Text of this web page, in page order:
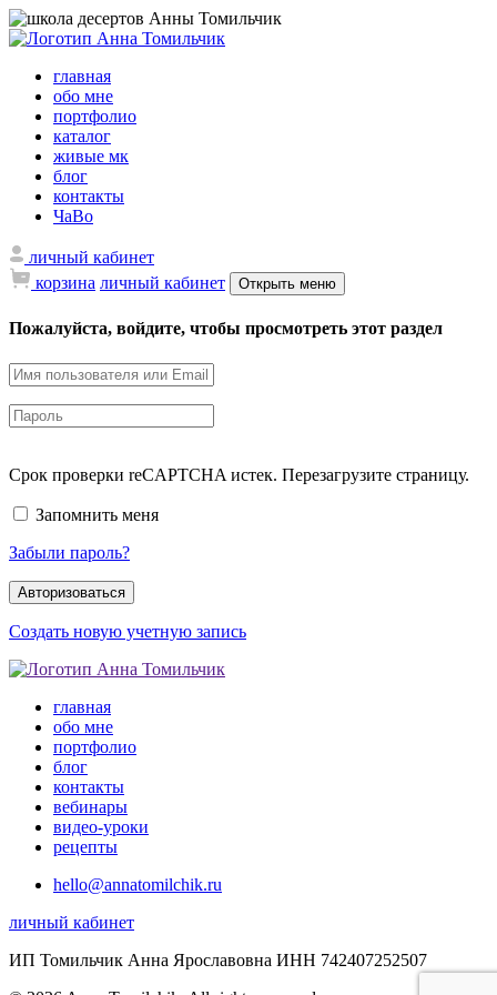
главная
обо мне
портфолио
каталог
живые мк
блог
контакты
ЧаВо
личный кабинет
корзина личный кабинет Открыть меню
Пожалуйста, войдите, чтобы просмотреть этот раздел
Срок проверки reCAPTCHA истек. Перезагрузите страницу.
Запомнить меня
Забыли пароль?
Создать новую учетную запись
главная
обо мне
портфолио
блог
контакты
вебинары
видео-уроки
рецепты
hello@annatomilchik.ru
личный кабинет
ИП Томильчик Анна Ярославовна ИНН 742407252507